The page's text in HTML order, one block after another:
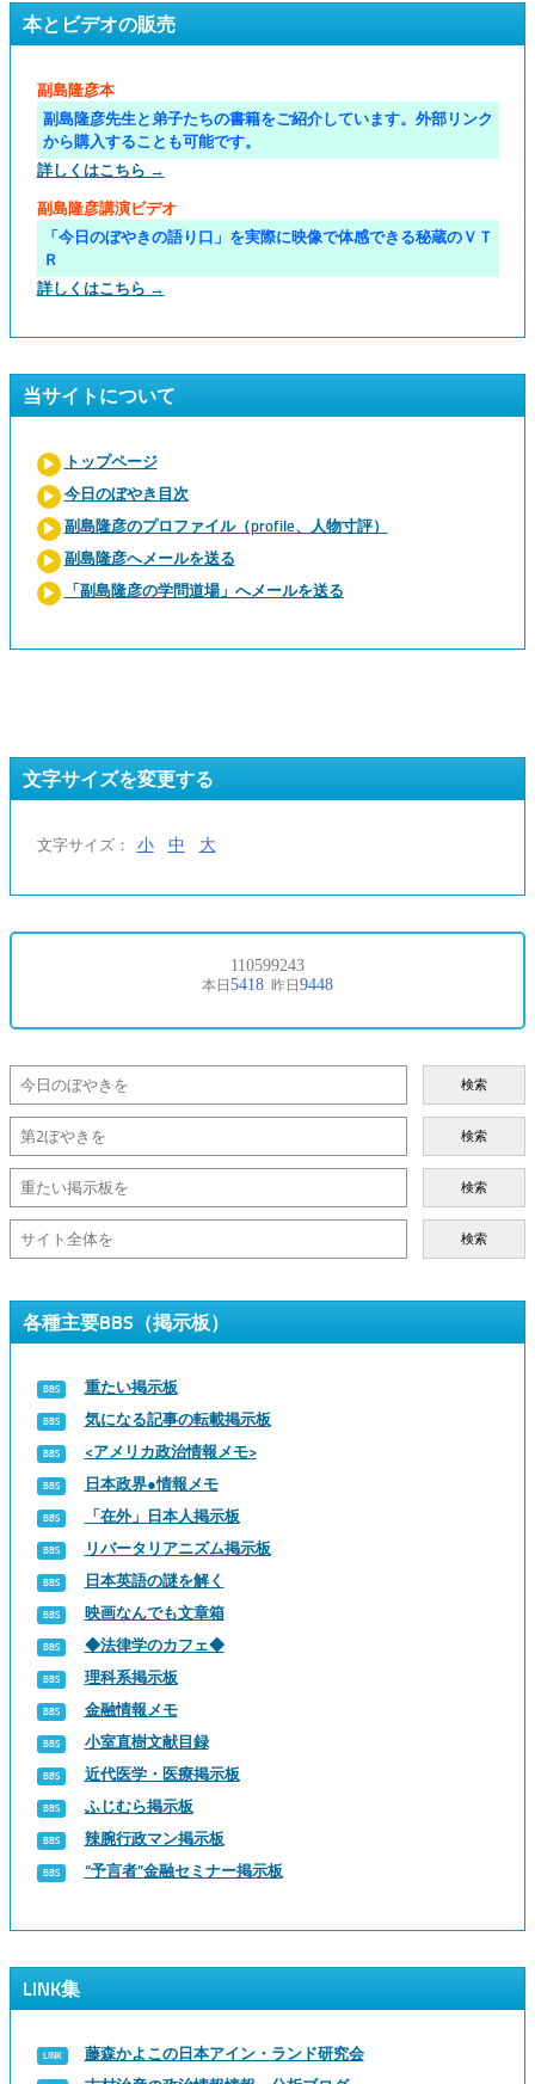
本とビデオの販売
副島隆彦本
副島隆彦先生と弟子たちの書籍をご紹介しています。外部リンク
から購入することも可能です。
詳しくはこちら →
副島隆彦講演ビデオ
「今日のぼやきの語り口」を実際に映像で体感できる秘蔵のＶＴ
Ｒ
詳しくはこちら →
当サイトについて
トップページ
今日のぼやき目次
副島隆彦のプロファイル（profile、人物寸評）
副島隆彦へメールを送る
「副島隆彦の学問道場」へメールを送る
文字サイズを変更する
文字サイズ： 小 中 大
検索
検索
検索
検索
各種主要BBS（掲示板）
重たい掲示板
気になる記事の転載掲示板
<アメリカ政治情報メモ>
日本政界●情報メモ
「在外」日本人掲示板
リバータリアニズム掲示板
日本英語の謎を解く
映画なんでも文章箱
◆法律学のカフェ◆
理科系掲示板
金融情報メモ
小室直樹文献目録
近代医学・医療掲示板
ふじむら掲示板
辣腕行政マン掲示板
“予言者”金融セミナー掲示板
LINK集
藤森かよこの日本アイン・ランド研究会